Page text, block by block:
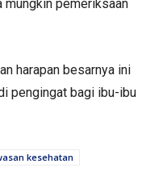
mungkin pemeriksaan
harapan besarnya ini
pengingat bagi ibu-ibu
kesehatan